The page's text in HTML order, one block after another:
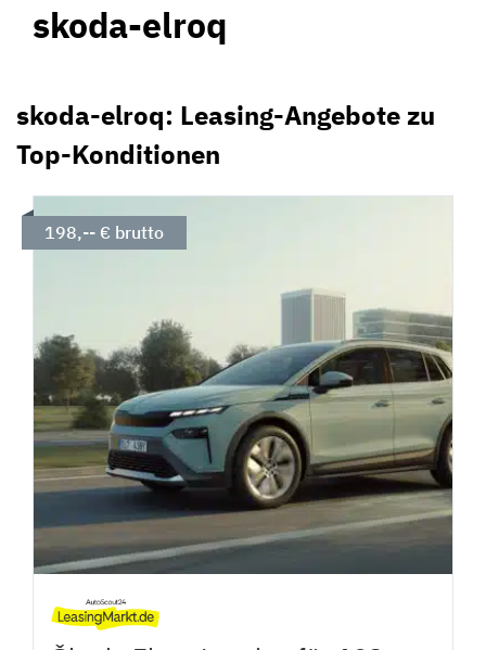
skoda-elroq
skoda-elroq: Leasing-Angebote zu
Top-Konditionen
198,-- € brutto